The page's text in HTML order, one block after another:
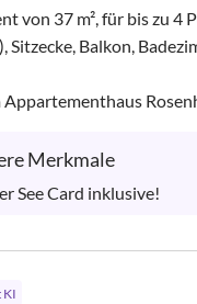
von 37 m², für bis zu 4
Sitzecke, Balkon,
Appartementhaus
Merkmale
See Card inklusive!
KI